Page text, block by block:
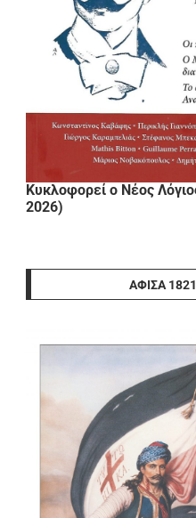
Κυκλοφορεί ο Νέος
2026)
ΑΦΊΣΑ